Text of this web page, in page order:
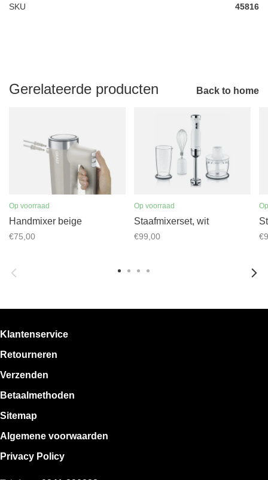
SKU 45816
Gerelateerde producten Back to home
Op voorraad
Handmixer beige
€75,00
Op voorraad
Staafmixerset, wit
€99,00
Klantenservice
Retourneren
Verzenden
Betaalmethoden
Sitemap
Algemene voorwaarden
Privacy Policy